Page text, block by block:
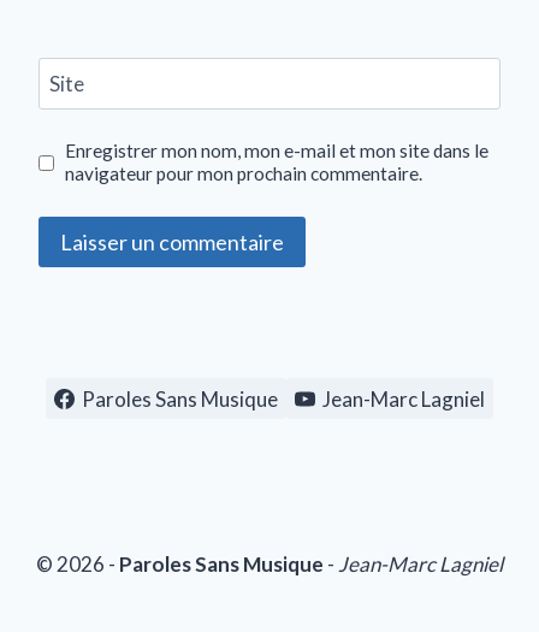
Site
Enregistrer mon nom, mon e-mail et mon site dans le
navigateur pour mon prochain commentaire.
Paroles Sans Musique Jean-Marc Lagniel
© 2026 - Paroles Sans Musique -Jean-Marc Lagniel